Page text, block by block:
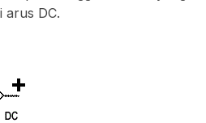
arus DC.